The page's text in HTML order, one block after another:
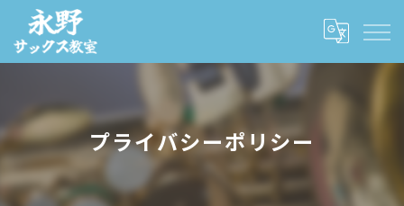
プライバシーポリシー